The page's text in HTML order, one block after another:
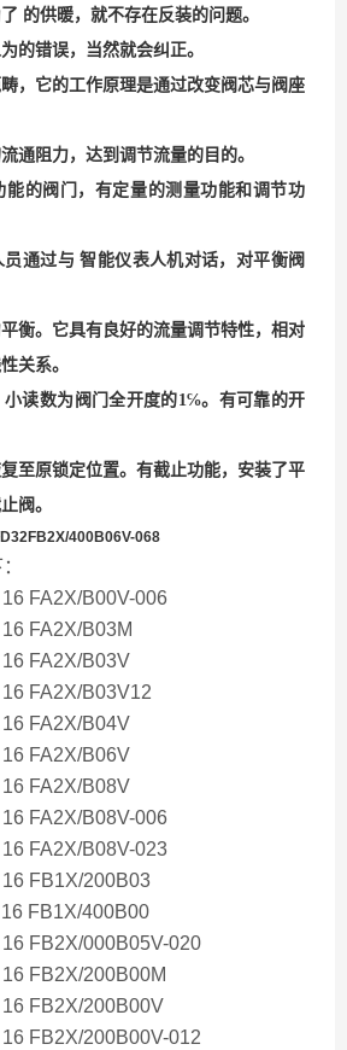
的供暖，就不存在反装的问题。
的错误，当然就会纠正。
，它的工作原理是通过改变阀芯与阀座
通阻力，达到调节流量的目的。
能的阀门，有定量的测量功能和调节功
通过与 智能仪表人机对话，对平衡阀
衡。它具有良好的流量调节特性，相对
关系。
小读数为阀门全开度的1℅。有可靠的开
至原锁定位置。有截止功能，安装了平
阀。
400B06V-068
FA2X/B00V-006
FA2X/B03M
FA2X/B03V
FA2X/B03V12
FA2X/B04V
FA2X/B06V
FA2X/B08V
FA2X/B08V-006
FA2X/B08V-023
FB1X/200B03
FB1X/400B00
FB2X/000B05V-020
FB2X/200B00M
FB2X/200B00V
FB2X/200B00V-012